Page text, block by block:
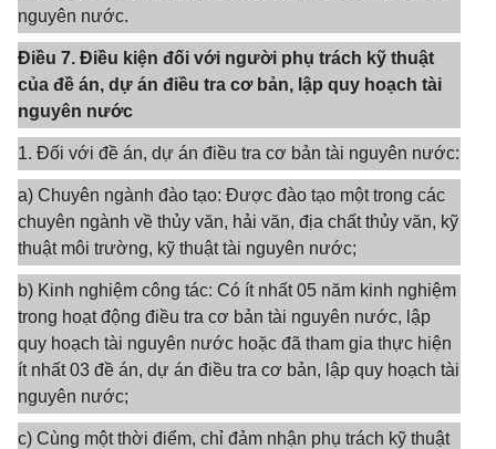
nguyên nước.
Điều 7. Điều kiện đối với người phụ trách kỹ thuật
của đề án, dự án điều tra cơ bản, lập quy hoạch tài
nguyên nước
1. Đối với đề án, dự án điều tra cơ bản tài nguyên nước:
a) Chuyên ngành đào tạo: Được đào tạo một trong các
chuyên ngành về thủy văn, hải văn, địa chất thủy văn, kỹ
thuật môi trường, kỹ thuật tài nguyên nước;
b) Kinh nghiệm công tác: Có ít nhất 05 năm kinh nghiệm
trong hoạt động điều tra cơ bản tài nguyên nước, lập
quy hoạch tài nguyên nước hoặc đã tham gia thực hiện
ít nhất 03 đề án, dự án điều tra cơ bản, lập quy hoạch tài
nguyên nước;
c) Cùng một thời điểm, chỉ đảm nhận phụ trách kỹ thuật